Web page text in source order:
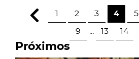
1 2 3 4 5
9 13 14
Próximos